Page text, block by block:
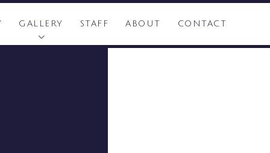
GALLERY STAFF ABOUT CONTACT